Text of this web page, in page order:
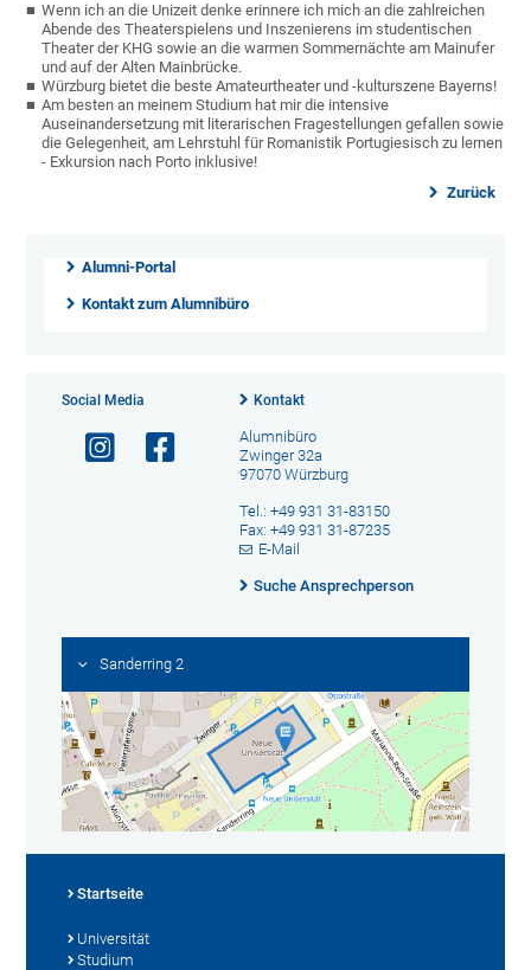
Wenn ich an die Unizeit denke erinnere ich mich an die zahlreichen
Abende des Theaterspielens und Inszenierens im studentischen
Theater der KHG sowie an die warmen Sommernächte am Mainufer
und auf der Alten Mainbrücke.
Würzburg bietet die beste Amateurtheater und -kulturszene Bayerns!
Am besten an meinem Studium hat mir die intensive
Auseinandersetzung mit literarischen Fragestellungen gefallen sowie
die Gelegenheit, am Lehrstuhl für Romanistik Portugiesisch zu lernen
- Exkursion nach Porto inklusive!
Zurück
Alumni-Portal
Kontakt zum Alumnibüro
Social Media Kontakt
Alumnibüro
Zwinger 32a
97070 Würzburg
Tel.: +49 931 31-83150
Fax: +49 931 31-87235
E-Mail
Suche Ansprechperson
Sanderring 2
Startseite
Universität
Studium